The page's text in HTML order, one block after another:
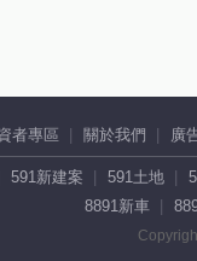
者專區 關於我們 廣
591新建案 591土地
8891新車